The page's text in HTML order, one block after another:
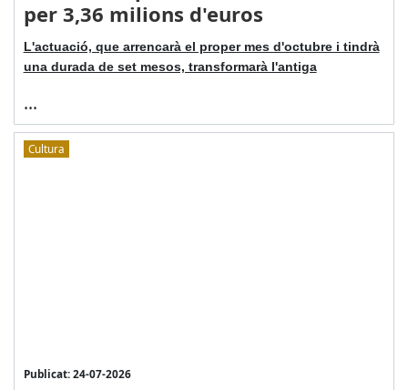
per 3,36 milions d'euros
L'actuació, que arrencarà el proper mes d'octubre i tindrà
una durada de set mesos, transformarà l'antiga
...
Cultura
Publicat: 24-07-2026